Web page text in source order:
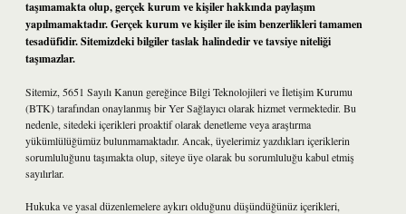
taşımamakta olup, gerçek kurum ve kişiler hakkında paylaşım
yapılmamaktadır. Gerçek kurum ve kişiler ile isim benzerlikleri tamamen
tesadüfidir. Sitemizdeki bilgiler taslak halindedir ve tavsiye niteliği
taşımazlar.
Sitemiz, 5651 Sayılı Kanun gereğince Bilgi Teknolojileri ve İletişim Kurumu
(BTK) tarafından onaylanmış bir Yer Sağlayıcı olarak hizmet vermektedir. Bu
nedenle, sitedeki içerikleri proaktif olarak denetleme veya araştırma
yükümlülüğümüz bulunmamaktadır. Ancak, üyelerimiz yazdıkları içeriklerin
sorumluluğunu taşımakta olup, siteye üye olarak bu sorumluluğu kabul etmiş
sayılırlar.
Hukuka ve yasal düzenlemelere aykırı olduğunu düşündüğünüz içerikleri,